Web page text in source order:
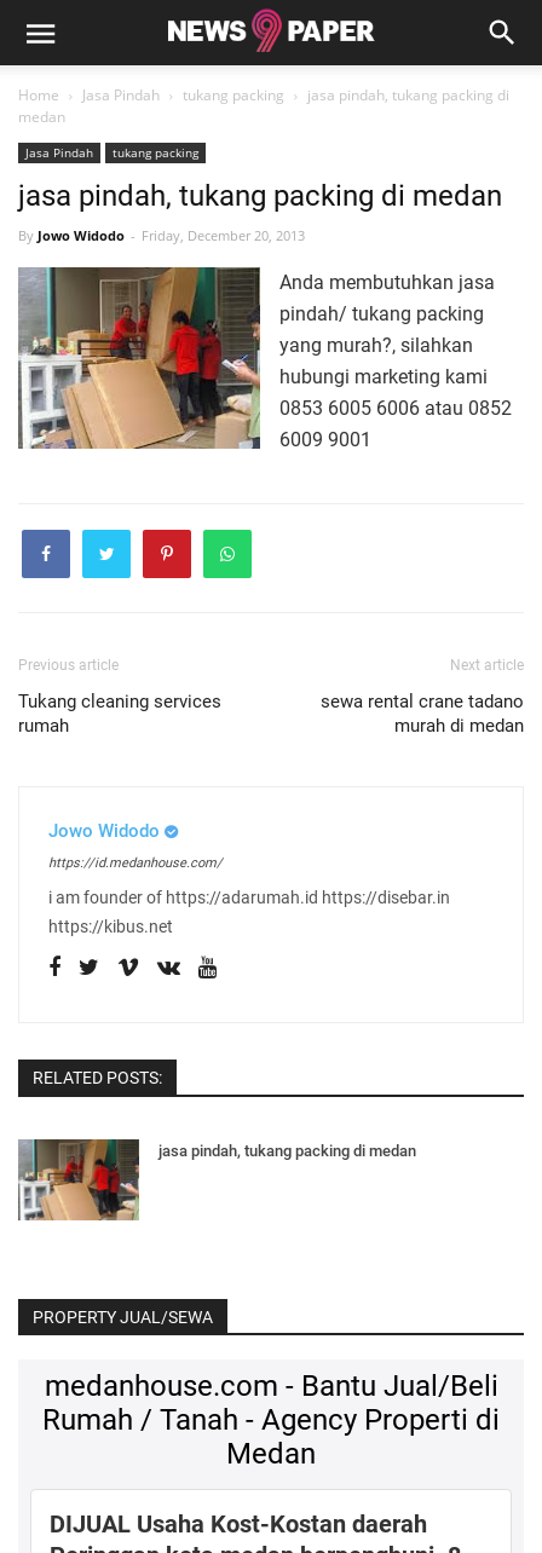
Home Jasa Pindah tukang packing
jasa pindah, tukang packing di
medan
Jasa Pindah tukang packing
jasa pindah, tukang packing di medan
By Jowo Widodo Friday, December 20, 2013
Anda membutuhkan jasa
pindah/ tukang packing
yang murah?, silahkan
hubungi marketing kami
0853 6005 6006 atau 0852
6009 9001
Previous article
Tukang cleaning services
rumah
Next article
sewa rental crane tadano
murah di medan
Jowo Widodo
https://id.medanhouse.com/
i am founder of https://adarumah.id https://disebar.in
https://kibus.net
RELATED POSTS:
jasa pindah, tukang packing di medan
PROPERTY JUAL/SEWA